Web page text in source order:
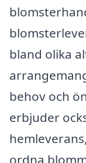
bland olika
behov och
erbjuder
ordna